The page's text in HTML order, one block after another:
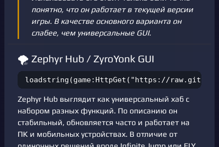
понятно, что он работает в текущей версии
игры. В качестве основного варианта он
слабее, чем универсальные GUI.
🌪️ Zephyr Hub / ZyroYonk GUI
loadstring(game:HttpGet("https://
Zephyr Hub выглядит как универсальный хаб с
набором разных функций. По описанию он
стабильный, обновляется часто и работает на
ПК и мобильных устройствах. В отличие от